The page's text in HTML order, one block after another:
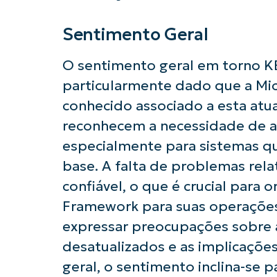
Sentimento Geral
O sentimento geral em torno
particularmente dado que a
conhecido associado a esta
reconhecem a necessidade de
especialmente para sistemas
base. A falta de problemas
confiável, o que é crucial para
Framework para suas
expressar preocupações
desatualizados e as
geral, o sentimento inclina-se